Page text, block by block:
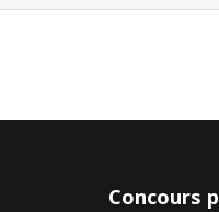
Concours